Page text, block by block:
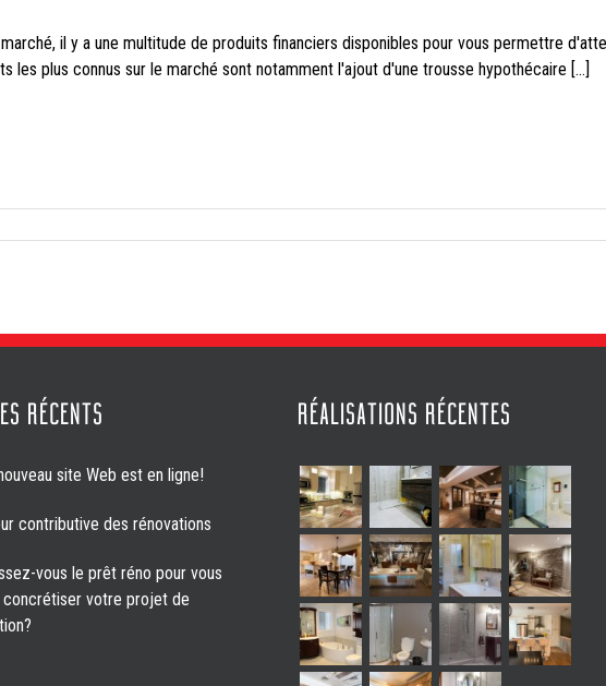
il y a une multitude de produits financiers disponibles pour vous permettre
les plus connus sur le marché sont notamment l'ajout d'une trousse hypothécaire [...]
RÉCENTS
site Web est en ligne!
contributive des rénovations
vous le prêt réno pour vous
concrétiser votre projet de
RÉALISATIONS RÉCENTES